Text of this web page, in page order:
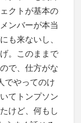
クトが基本の
ンバーが本当
も来ないし、
。このままで
で、仕方がな
でやってのけ
てトンプソン
けど、何もし